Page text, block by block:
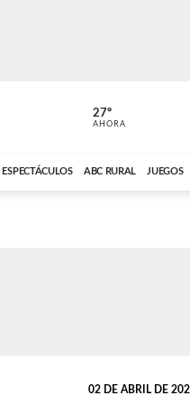
ABC CARDINAL
27º
AHORA
ESPECTÁCULOS ABC RURAL JUEGOS
02 DE ABRIL DE